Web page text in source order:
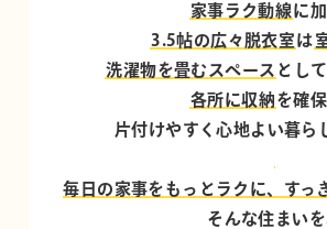
家事ラク動線に加
3.5帖の広々脱衣室 は
洗濯物を畳むスペース とし
各所に収納 を確保
片付けやすく心地よい暮ら
毎日の家事をもっとラクに、すっ
そんな住まいを